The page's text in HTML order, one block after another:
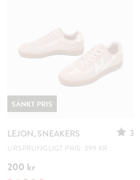
LEJON, SNEAKERS 3
URSPRUNGLIGT PRIS: 399 KR
200 kr
SÄNKT PRIS